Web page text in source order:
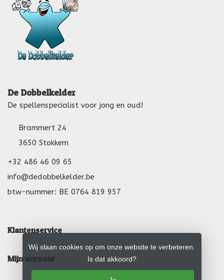
De Dobbelkelder
De spellenspecialist voor jong en oud!
Brammert 24
3650 Stokkem
+32 486 46 09 65
info@dedobbelkelder.be
btw-nummer: BE 0764 819 957
Klantenservice
Mijn account
Wij slaan cookies op om onze website te verbeteren.
Is dat akkoord?